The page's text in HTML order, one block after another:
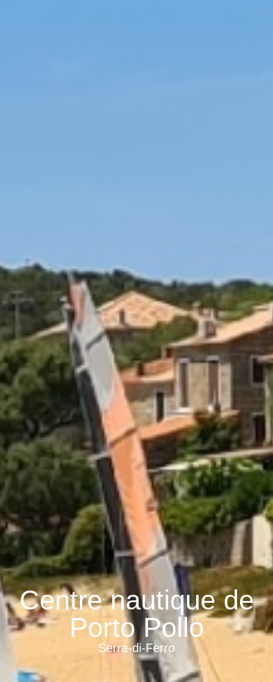
Centre nautique de
Porto Pollo
Serra-di-Ferro